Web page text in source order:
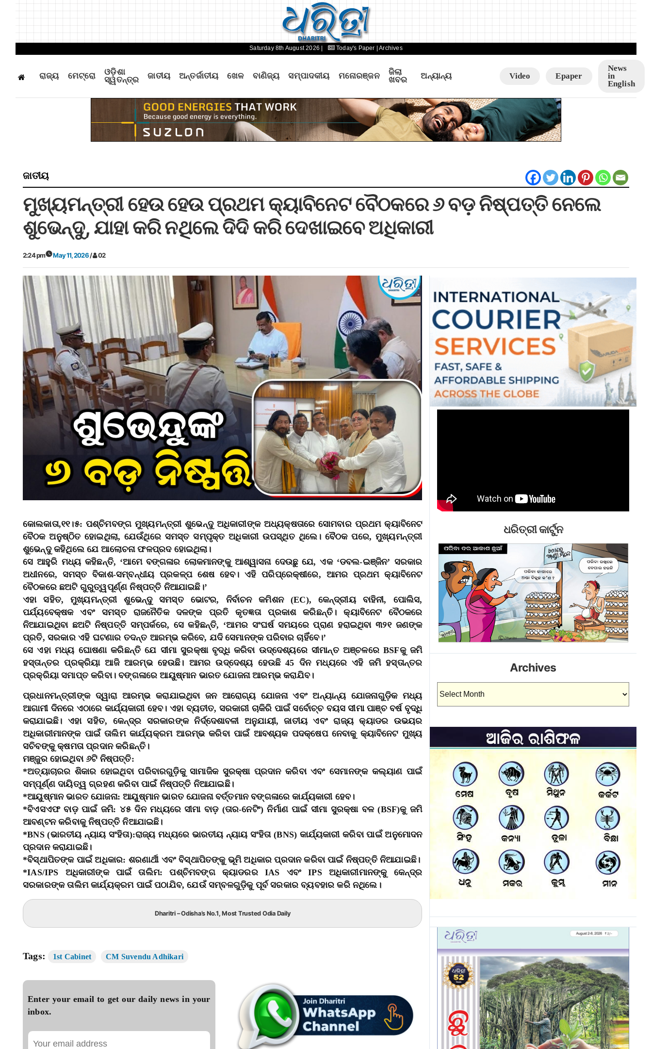
Saturday 8th August 2026 | Today's Paper | Archives
ରାଜ୍ୟ ମେଟ୍ରୋ
ଓଡ଼ିଶା
ସ୍ୱତନ୍ତ୍ର
ଜାତୀୟ ଅନ୍ତର୍ଜାତୀୟ ଖେଳ ବାଣିଜ୍ୟ ସମ୍ପାଦକୀୟ ମନୋରଞ୍ଜନ
ଜିଲା
ଖବର
ଅନ୍ୟାନ୍ୟ Video Epaper
News
in
English
ଜାତୀୟ
ମୁଖ୍ୟମନ୍ତ୍ରୀ ହେଉ ହେଉ ପ୍ରଥମ କ୍ୟାବିନେଟ ବୈଠକରେ ୬ ବଡ଼ ନିଷ୍ପତ୍ତି ନେଲେ
ଶୁଭେନ୍ଦୁ, ଯାହା କରି ନଥିଲେ ଦିଦି କରି ଦେଖାଇବେ ଅଧିକାରୀ
2:24 pm May 11, 2026/ 02
କୋଲକାତା,୧୧।୫: ପଶ୍ଚିମବଙ୍ଗ ମୁଖ୍ୟମନ୍ତ୍ରୀ ଶୁଭେନ୍ଦୁ ଅଧିକାରୀଙ୍କ ଅଧ୍ୟକ୍ଷତାରେ ସୋମବାର ପ୍ରଥମ କ୍ୟାବିନେଟ
ବୈଠକ ଅନୁଷ୍ଠିତ ହୋଇଥିଲା, ଯେଉଁଥିରେ ସମସ୍ତ ସମ୍ପୃକ୍ତ ଅଧିକାରୀ ଉପସ୍ଥିତ ଥିଲେ। ବୈଠକ ପରେ, ମୁଖ୍ୟମନ୍ତ୍ରୀ
ଶୁଭେନ୍ଦୁ କହିଥିଲେ ଯେ ଆଲୋଚନା ଫଳପ୍ରଦ ହୋଇଥିଲା।
ସେ ଆହୁରି ମଧ୍ୟ କହିଛନ୍ତି, ‘ଆମେ ବଙ୍ଗଳାର ଲୋକମାନଙ୍କୁ ଆଶ୍ୱାସନା ଦେଉଛୁ ଯେ, ଏକ ‘ଡବଲ-ଇଞ୍ଜିନ’ ସରକାର
ଅଧୀନରେ, ସମସ୍ତ ବିକାଶ-ସମ୍ବନ୍ଧୀୟ ପ୍ରକଳ୍ପ ଶେଷ ହେବ। ଏହି ପରିପ୍ରେକ୍ଷୀରେ, ଆମର ପ୍ରଥମ କ୍ୟାବିନେଟ
ବୈଠକରେ ଛଅଟି ଗୁରୁତ୍ୱପୂର୍ଣ୍ଣ ନିଷ୍ପତ୍ତି ନିଆଯାଇଛି।’
ଏହା ସହିତ, ମୁଖ୍ୟମନ୍ତ୍ରୀ ଶୁଭେନ୍ଦୁ ସମସ୍ତ ଭୋଟର, ନିର୍ବାଚନ କମିଶନ (EC), କେନ୍ଦ୍ରୀୟ ବାହିନୀ, ପୋଲିସ,
ପର୍ଯ୍ୟବେକ୍ଷକ ଏବଂ ସମସ୍ତ ରାଜନୈତିକ ଦଳଙ୍କ ପ୍ରତି କୃତଜ୍ଞତା ପ୍ରକାଶ କରିଛନ୍ତି। କ୍ୟାବିନେଟ ବୈଠକରେ
ନିଆଯାଇଥିବା ଛଅଟି ନିଷ୍ପତ୍ତି ସମ୍ପର୍କରେ, ସେ କହିଛନ୍ତି, ‘ଆମର ସଂଘର୍ଷ ସମୟରେ ପ୍ରାଣ ହରାଇଥିବା ୩୨୧ ଜଣଙ୍କ
ପ୍ରତି, ସରକାର ଏହି ଘଟଣାର ତଦନ୍ତ ଆରମ୍ଭ କରିବେ, ଯଦି ସେମାନଙ୍କ ପରିବାର ଚାହିଁବେ।’
ସେ ଏହା ମଧ୍ୟ ଘୋଷଣା କରିଛନ୍ତି ଯେ ସୀମା ସୁରକ୍ଷା ବୃଦ୍ଧି କରିବା ଉଦ୍ଦେଶ୍ୟରେ ସୀମାନ୍ତ ଅଞ୍ଚଳରେ BSFକୁ ଜମି
ହସ୍ତାନ୍ତର ପ୍ରକ୍ରିୟା ଆଜି ଆରମ୍ଭ ହେଉଛି। ଆମର ଉଦ୍ଦେଶ୍ୟ ହେଉଛି 45 ଦିନ ମଧ୍ୟରେ ଏହି ଜମି ହସ୍ତାନ୍ତର
ପ୍ରକ୍ରିୟା ସମାପ୍ତ କରିବା। ବଙ୍ଗଳାରେ ଆୟୁଷ୍ମାନ ଭାରତ ଯୋଜନା ଆରମ୍ଭ କରାଯିବ।
ପ୍ରଧାନମନ୍ତ୍ରୀଙ୍କ ଦ୍ୱାରା ଆରମ୍ଭ କରାଯାଇଥିବା ଜନ ଆରୋଗ୍ୟ ଯୋଜନା ଏବଂ ଅନ୍ୟାନ୍ୟ ଯୋଜନାଗୁଡ଼ିକ ମଧ୍ୟ
ଆଗାମୀ ଦିନରେ ଏଠାରେ କାର୍ଯ୍ୟକାରୀ ହେବ। ଏହା ବ୍ୟତୀତ, ସରକାରୀ ଚାକିରି ପାଇଁ ସର୍ବୋଚ୍ଚ ବୟସ ସୀମା ପାଞ୍ଚ ବର୍ଷ ବୃଦ୍ଧି
କରାଯାଇଛି। ଏହା ସହିତ, କେନ୍ଦ୍ର ସରକାରଙ୍କ ନିର୍ଦ୍ଦେଶାବଳୀ ଅନୁଯାୟୀ, ଜାତୀୟ ଏବଂ ରାଜ୍ୟ କ୍ୟାଡର ଉଭୟର
ଅଧିକାରୀମାନଙ୍କ ପାଇଁ ତାଲିମ କାର୍ଯ୍ୟକ୍ରମ ଆରମ୍ଭ କରିବା ପାଇଁ ଆବଶ୍ୟକ ପଦକ୍ଷେପ ନେବାକୁ କ୍ୟାବିନେଟ ମୁଖ୍ୟ
ସଚିବଙ୍କୁ କ୍ଷମତା ପ୍ରଦାନ କରିଛନ୍ତି।
ମଞ୍ଜୁର ହୋଇଥିବା ୬ଟି ନିଷ୍ପତ୍ତି:
*ଅତ୍ୟାଚାରର ଶିକାର ହୋଇଥିବା ପରିବାରଗୁଡ଼ିକୁ ସାମାଜିକ ସୁରକ୍ଷା ପ୍ରଦାନ କରିବା ଏବଂ ସେମାନଙ୍କ କଲ୍ୟାଣ ପାଇଁ
ସମ୍ପୂର୍ଣ୍ଣ ଦାୟିତ୍ୱ ଗ୍ରହଣ କରିବା ପାଇଁ ନିଷ୍ପତ୍ତି ନିଆଯାଇଛି।
*ଆୟୁଷ୍ମାନ ଭାରତ ଯୋଜନା: ଆୟୁଷ୍ମାନ ଭାରତ ଯୋଜନା ବର୍ତ୍ତମାନ ବଙ୍ଗଳାରେ କାର୍ଯ୍ୟକାରୀ ହେବ।
*ବିଏସଏଫ ବାଡ଼ ପାଇଁ ଜମି: ୪୫ ଦିନ ମଧ୍ୟରେ ସୀମା ବାଡ଼ (ତାର-ନେଟିଂ) ନିର୍ମାଣ ପାଇଁ ସୀମା ସୁରକ୍ଷା ବଳ (BSF)କୁ ଜମି
ଆବଣ୍ଟନ କରିବାକୁ ନିଷ୍ପତ୍ତି ନିଆଯାଇଛି।
*BNS (ଭାରତୀୟ ନ୍ୟାୟ ସଂହିତା):ରାଜ୍ୟ ମଧ୍ୟରେ ଭାରତୀୟ ନ୍ୟାୟ ସଂହିତା (BNS) କାର୍ଯ୍ୟକାରୀ କରିବା ପାଇଁ ଅନୁମୋଦନ
ପ୍ରଦାନ କରାଯାଇଛି।
*ବିସ୍ଥାପିତଙ୍କ ପାଇଁ ଅଧିକାର: ଶରଣାର୍ଥୀ ଏବଂ ବିସ୍ଥାପିତଙ୍କୁ ଭୂମି ଅଧିକାର ପ୍ରଦାନ କରିବା ପାଇଁ ନିଷ୍ପତ୍ତି ନିଆଯାଇଛି।
*IAS/IPS ଅଧିକାରୀଙ୍କ ପାଇଁ ତାଲିମ: ପଶ୍ଚିମବଙ୍ଗ କ୍ୟାଡରର IAS ଏବଂ IPS ଅଧିକାରୀମାନଙ୍କୁ କେନ୍ଦ୍ର
ସରକାରଙ୍କ ତାଲିମ କାର୍ଯ୍ୟକ୍ରମ ପାଇଁ ପଠାଯିବ, ଯେଉଁ ସମ୍ବଳଗୁଡ଼ିକୁ ପୂର୍ବ ସରକାର ବ୍ୟବହାର କରି ନଥିଲେ।
Dharitri – Odisha’s No.1, Most Trusted Odia Daily
Tags: 1st Cabinet CM Suvendu Adhikari
Enter your email to get our daily news in your
inbox.
ଧରିତ୍ରୀ କାର୍ଟୁନ
Archives
Archives